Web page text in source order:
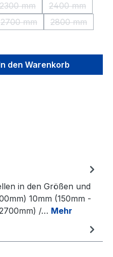
verfügbar.)
ist zurzeit nicht verfügbar.)
2300 mm
(Diese Option ist zurzeit
2400 mm
(Diese
verfügbar.)
ist zurzeit nicht verfügbar.)
2700 mm
(Diese Option ist zurzeit
2800 mm
(Diese
verfügbar.)
ist zurzeit nicht verfügbar.)
den
den Warenkorb
in den Größen und
10mm (150mm -
/… Mehr